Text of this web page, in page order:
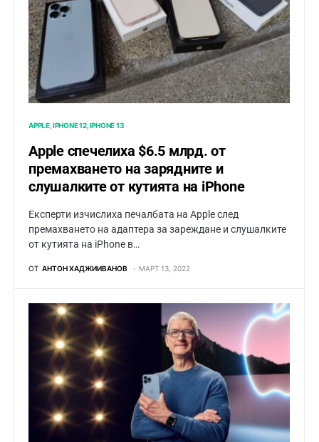
APPLE IPHONE 12 IPHONE 13
Apple спечелиха $6.5 млрд. от
премахването на зарядните и
слушалките от кутията на iPhone
Експерти изчислиха печалбата на Apple след
премахването на адаптера за зареждане и слушалките
от кутията на iPhone в…
ОТ АНТОН ХАДЖИИВАНОВ МАРТ 13, 2022